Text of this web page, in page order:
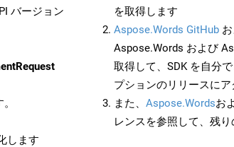
バージョン
します
を取得します
Aspose.Words GitHub
Aspose.Words および
取得して、SDK を自分
プションのリリースにア
また、 Aspose.Wordsお
レンスを参照して、残